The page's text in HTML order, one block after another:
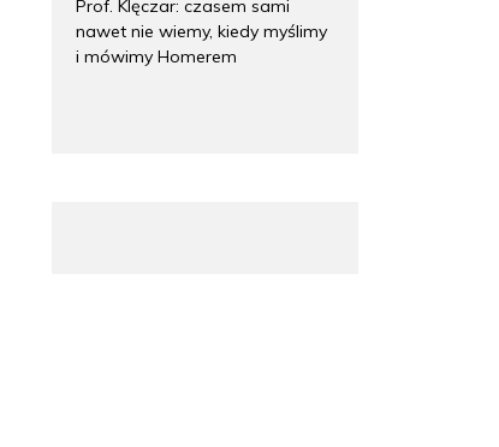
Prof. Klęczar: czasem sami
nawet nie wiemy, kiedy myślimy
i mówimy Homerem